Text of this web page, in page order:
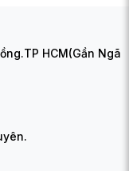
HCM(Gần Ngã